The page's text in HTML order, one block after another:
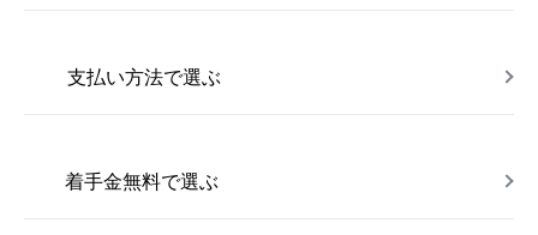
支払い方法で選ぶ
着手金無料で選ぶ